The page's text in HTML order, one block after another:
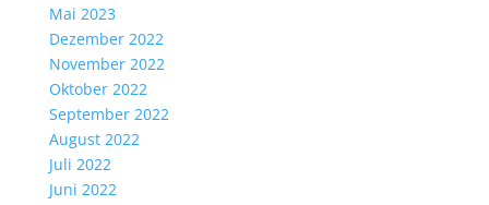
Mai 2023
Dezember 2022
November 2022
Oktober 2022
September 2022
August 2022
Juli 2022
Juni 2022